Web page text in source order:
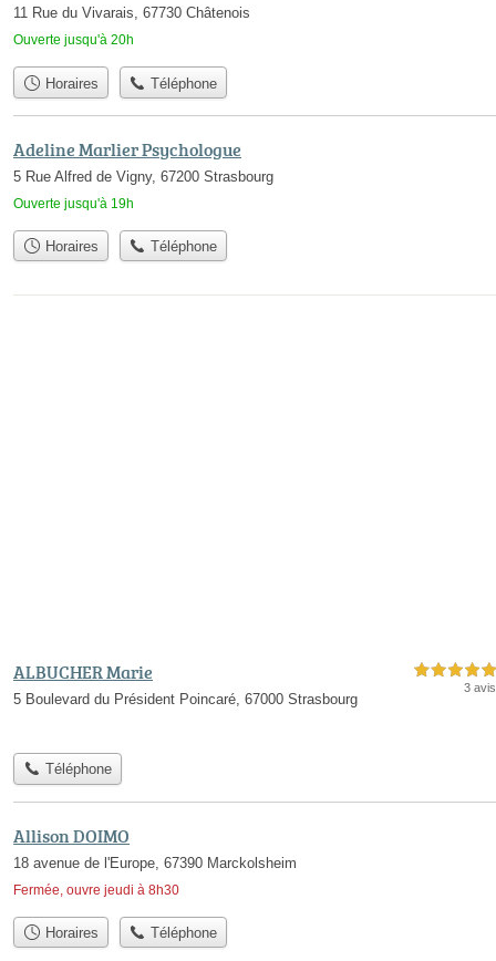
11 Rue du Vivarais, 67730 Châtenois
Ouverte jusqu'à 20h
Horaires Téléphone
Adeline Marlier Psychologue
5 Rue Alfred de Vigny, 67200 Strasbourg
Ouverte jusqu'à 19h
Horaires Téléphone
ALBUCHER Marie
5 Boulevard du Président Poincaré, 67000 Strasbourg
5,0 étoiles sur 5
3 avis
Téléphone
Allison DOIMO
18 avenue de l'Europe, 67390 Marckolsheim
Fermée, ouvre jeudi à 8h30
Horaires Téléphone